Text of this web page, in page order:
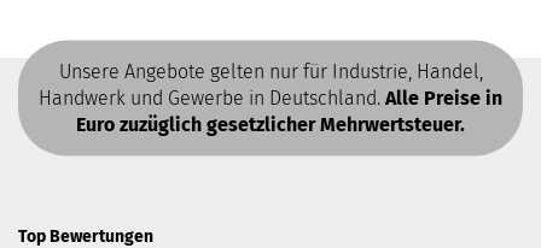
Unsere Angebote gelten nur für Industrie, Handel,
Handwerk und Gewerbe in Deutschland. Alle Preise in
Euro zuzüglich gesetzlicher Mehrwertsteuer.
Top Bewertungen